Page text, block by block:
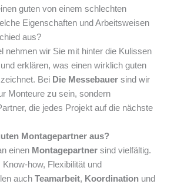
guten von einem schlechten
Eigenschaften und Arbeitsweisen
aus?
nehmen wir Sie mit hinter die Kulissen
und erklären, was einen wirklich guten
Bei Die Messebauer sind wir
Monteure zu sein, sondern
die jedes Projekt auf die nächste
Montagepartner aus?
einen Montagepartner sind vielfältig.
how, Flexibilität und
auchTeamarbeit, Koordination und